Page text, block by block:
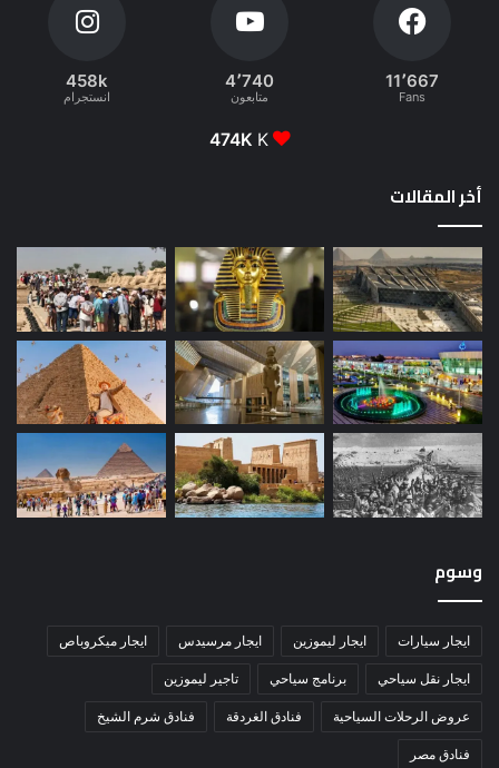
11٬667
Fans
4٬740
متابعون
458k
انستجرام
474K K
أخر المقالات
وسوم
ايجار سيارات ايجار ليموزين ايجار مرسيدس ايجار ميكروباص
ايجار نقل سياحي برنامج سياحي تاجير ليموزين
عروض الرحلات السياحية فنادق الغردقة فنادق شرم الشيخ
فنادق مصر